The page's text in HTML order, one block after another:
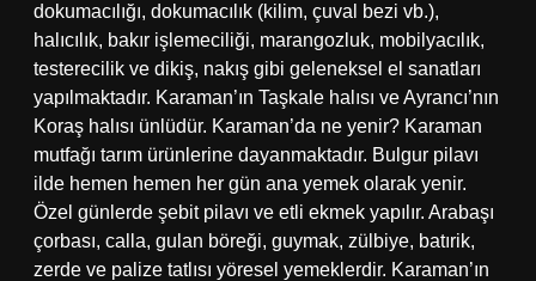
dokumacılığı, dokumacılık (kilim, çuval bezi vb.),
halıcılık, bakır işlemeciliği, marangozluk, mobilyacılık,
testerecilik ve dikiş, nakış gibi geleneksel el sanatları
yapılmaktadır. Karaman’ın Taşkale halısı ve Ayrancı’nın
Koraş halısı ünlüdür. Karaman’da ne yenir? Karaman
mutfağı tarım ürünlerine dayanmaktadır. Bulgur pilavı
ilde hemen hemen her gün ana yemek olarak yenir.
Özel günlerde şebit pilavı ve etli ekmek yapılır. Arabaşı
çorbası, calla, gulan böreği, guymak, zülbiye, batırik,
zerde ve palize tatlısı yöresel yemeklerdir. Karaman’ın